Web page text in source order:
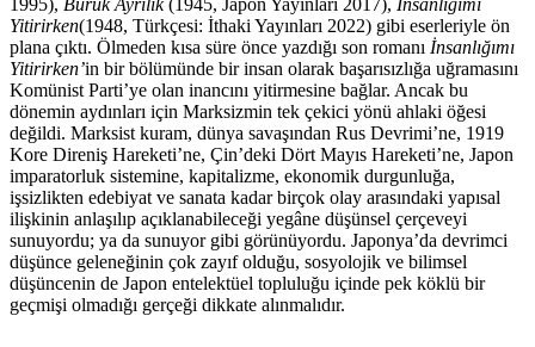
1995), Buruk Ayrılık(1945, Japon Yayınları 2017), İnsanlığımı
Yitirirken(1948, Türkçesi: İthaki Yayınları 2022) gibi eserleriyle ön
plana çıktı. Ölmeden kısa süre önce yazdığı son romanı İnsanlığımı
Yitirirken’in bir bölümünde bir insan olarak başarısızlığa uğramasını
Komünist Parti’ye olan inancını yitirmesine bağlar. Ancak bu
dönemin aydınları için Marksizmin tek çekici yönü ahlaki öğesi
değildi. Marksist kuram, dünya savaşından Rus Devrimi’ne, 1919
Kore Direniş Hareketi’ne, Çin’deki Dört Mayıs Hareketi’ne, Japon
imparatorluk sistemine, kapitalizme, ekonomik durgunluğa,
işsizlikten edebiyat ve sanata kadar birçok olay arasındaki yapısal
ilişkinin anlaşılıp açıklanabileceği yegâne düşünsel çerçeveyi
sunuyordu; ya da sunuyor gibi görünüyordu. Japonya’da devrimci
düşünce geleneğinin çok zayıf olduğu, sosyolojik ve bilimsel
düşüncenin de Japon entelektüel topluluğu içinde pek köklü bir
geçmişi olmadığı gerçeği dikkate alınmalıdır.